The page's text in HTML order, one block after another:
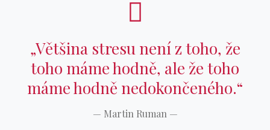
„Většina stresu není z toho, že
toho máme hodně, ale že toho
máme hodně nedokončeného.“
— Martin Ruman —